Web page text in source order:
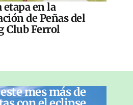
etapa en la
de Peñas del
Club Ferrol
mes más de